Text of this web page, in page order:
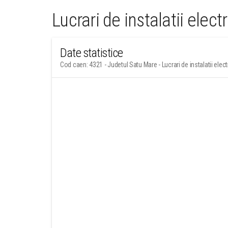
Lucrari de instalatii
Date statistice
Cod caen: 4321 - Judetul Satu Mare - Lucrari de instalatii